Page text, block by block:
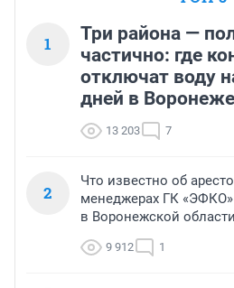
1
Три района —
частично: где
отключат воду
дней в Воронеже
13 203 7
2
Что известно об
менеджерах ГК
в Воронежской области
9 912 1